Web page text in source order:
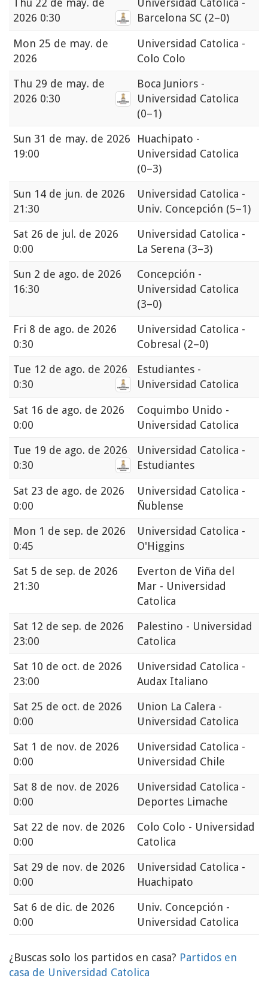
Thu 22 de may. de
2026 0:30
Universidad Catolica -
Barcelona SC (2–0)
Mon 25 de may. de
2026
Universidad Catolica -
Colo Colo
Thu 29 de may. de
2026 0:30
Boca Juniors -
Universidad Catolica
(0–1)
Sun 31 de may. de 2026
19:00
Huachipato -
Universidad Catolica
(0–3)
Sun 14 de jun. de 2026
21:30
Universidad Catolica -
Univ. Concepción (5–1)
Sat 26 de jul. de 2026
0:00
Universidad Catolica -
La Serena (3–3)
Sun 2 de ago. de 2026
16:30
Concepción -
Universidad Catolica
(3–0)
Fri 8 de ago. de 2026
0:30
Universidad Catolica -
Cobresal (2–0)
Tue 12 de ago. de 2026
0:30
Estudiantes -
Universidad Catolica
Sat 16 de ago. de 2026
0:00
Coquimbo Unido -
Universidad Catolica
Tue 19 de ago. de 2026
0:30
Universidad Catolica -
Estudiantes
Sat 23 de ago. de 2026
0:00
Universidad Catolica -
Ñublense
Mon 1 de sep. de 2026
0:45
Universidad Catolica -
O'Higgins
Sat 5 de sep. de 2026
21:30
Everton de Viña del
Mar - Universidad
Catolica
Sat 12 de sep. de 2026
23:00
Palestino - Universidad
Catolica
Sat 10 de oct. de 2026
23:00
Universidad Catolica -
Audax Italiano
Sat 25 de oct. de 2026
0:00
Union La Calera -
Universidad Catolica
Sat 1 de nov. de 2026
0:00
Universidad Catolica -
Universidad Chile
Sat 8 de nov. de 2026
0:00
Universidad Catolica -
Deportes Limache
Sat 22 de nov. de 2026
0:00
Colo Colo - Universidad
Catolica
Sat 29 de nov. de 2026
0:00
Universidad Catolica -
Huachipato
Sat 6 de dic. de 2026
0:00
Univ. Concepción -
Universidad Catolica
¿Buscas solo los partidos en casa? Partidos en
casa de Universidad Catolica